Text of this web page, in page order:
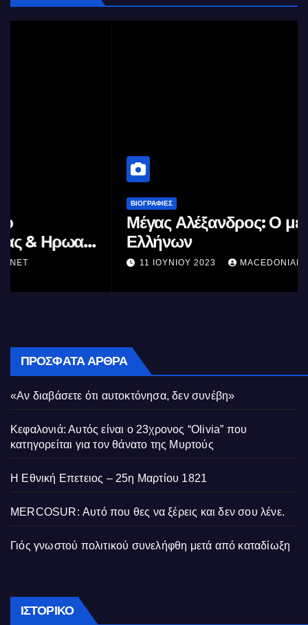
Μέγας Αλέξανδρος: Ο μέγιστος των
Ελλήνων
MACEDONIANET
ΠΡΌΣΦΑΤΑ ΆΡΘΡΑ
«Αν διαβάσετε ότι αυτοκτόνησα, δεν συνέβη»
Κεφαλονιά: Αυτός είναι ο 23χρονος “Olivia” που
κατηγορείται για τον θάνατο της Μυρτούς
Η Εθνική Επετειος – 25η Μαρτίου 1821
MERCOSUR: Αυτό που θες να ξέρεις και δεν σου λένε.
Γιός γνωστού πολιτικού συνελήφθη μετά από καταδίωξη
ΙΣΤΟΡΙΚΌ Ιστορικό